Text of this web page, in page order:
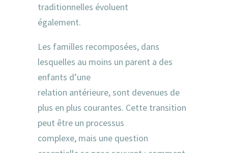
traditionnelles évoluent
également.
Les familles recomposées, dans
lesquelles au moins un parent a des
enfants d’une
relation antérieure, sont devenues de
plus en plus courantes. Cette transition
peut être un processus
complexe, mais une question